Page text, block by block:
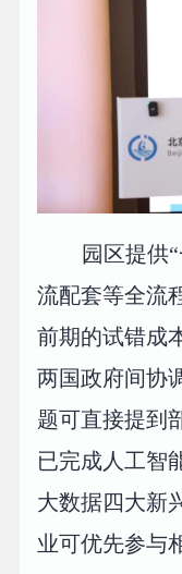
园区提供
流配套等全流
前期的试错成
两国政府间协
题可直接提到
已完成人工智
大数据四大新
业可优先参与